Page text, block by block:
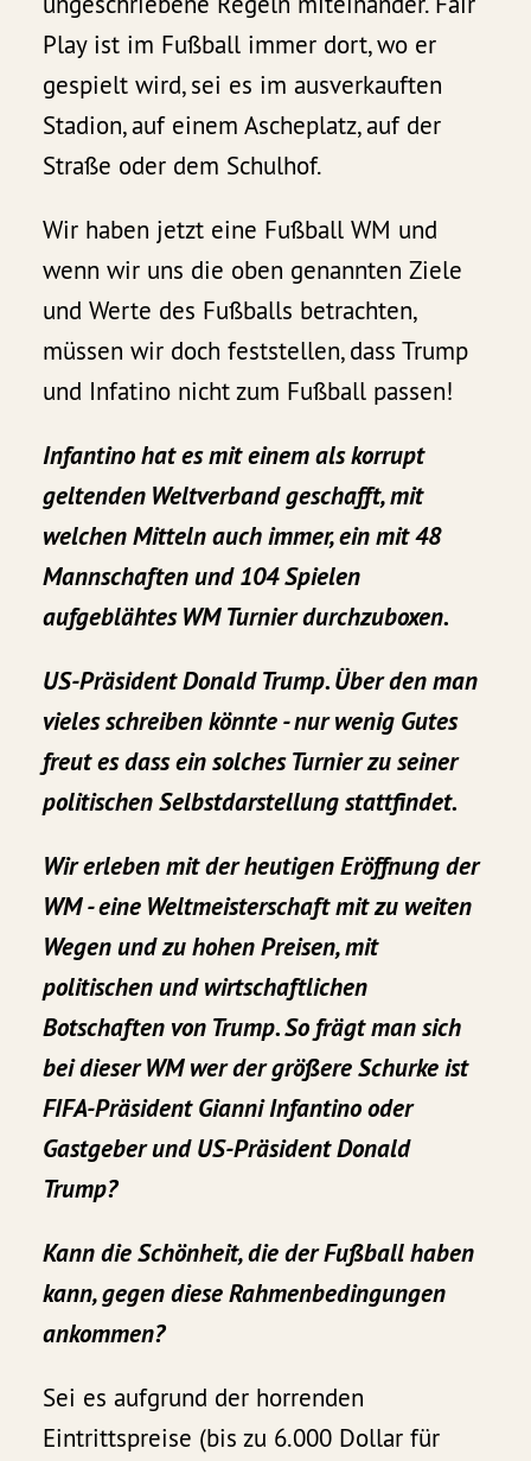
Play ist im Fußball immer dort, wo er
gespielt wird, sei es im ausverkauften
Stadion, auf einem Ascheplatz, auf der
Straße oder dem Schulhof.
Wir haben jetzt eine Fußball WM und
wenn wir uns die oben genannten Ziele
und Werte des Fußballs betrachten,
müssen wir doch feststellen, dass Trump
und Infatino nicht zum Fußball passen!
Infantino hat es mit einem als korrupt
geltenden Weltverband geschafft, mit
welchen Mitteln auch immer, ein mit 48
Mannschaften und 104 Spielen
aufgeblähtes WM Turnier durchzuboxen.
US-Präsident Donald Trump. Über den man
vieles schreiben könnte - nur wenig Gutes
freut es dass ein solches Turnier zu seiner
politischen Selbstdarstellung stattfindet.
Wir erleben mit der heutigen Eröffnung der
WM - eine Weltmeisterschaft mit zu weiten
Wegen und zu hohen Preisen, mit
politischen und wirtschaftlichen
Botschaften von Trump. So frägt man sich
bei dieser WM wer der größere Schurke ist
FIFA-Präsident Gianni Infantino oder
Gastgeber und US-Präsident Donald
Trump?
Kann die Schönheit, die der Fußball haben
kann, gegen diese Rahmenbedingungen
ankommen?
Sei es aufgrund der horrenden
Eintrittspreise (bis zu 6.000 Dollar für